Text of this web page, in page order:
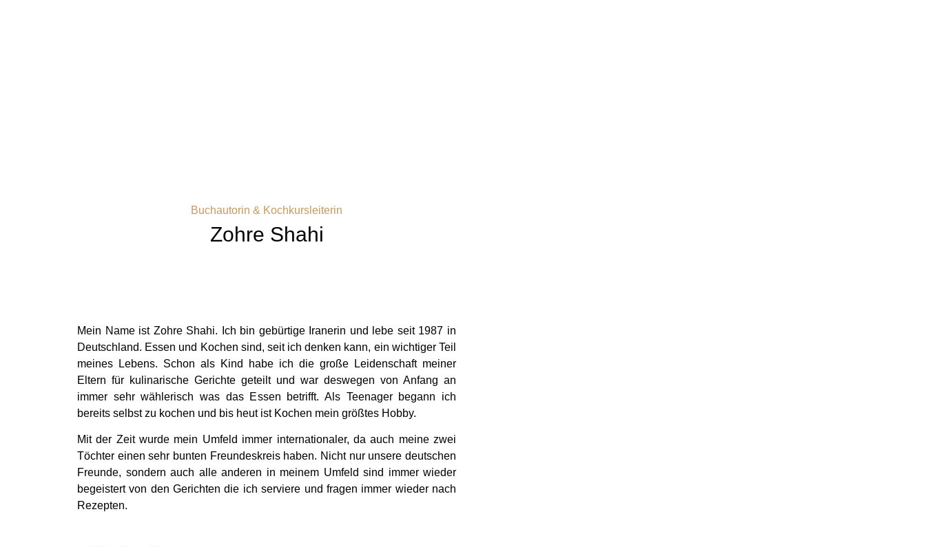
Buchautorin & Kochkursleiterin
Zohre Shahi
Mein Name ist Zohre Shahi. Ich bin gebürtige Iranerin und lebe seit 1987 in
Deutschland. Essen und Kochen sind, seit ich denken kann, ein wichtiger Teil
meines Lebens. Schon als Kind habe ich die große Leidenschaft meiner
Eltern für kulinarische Gerichte geteilt und war deswegen von Anfang an
immer sehr wählerisch was das Essen betrifft. Als Teenager begann ich
bereits selbst zu kochen und bis heut ist Kochen mein größtes Hobby.
Mit der Zeit wurde mein Umfeld immer internationaler, da auch meine zwei
Töchter einen sehr bunten Freundeskreis haben. Nicht nur unsere deutschen
Freunde, sondern auch alle anderen in meinem Umfeld sind immer wieder
begeistert von den Gerichten die ich serviere und fragen immer wieder nach
Rezepten.